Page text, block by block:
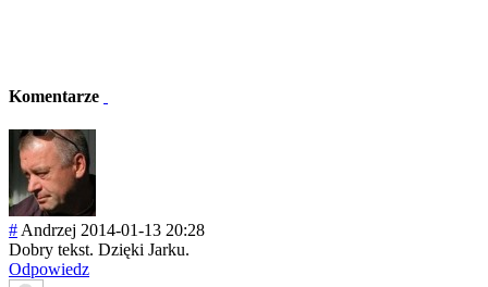
Komentarze
# Andrzej 2014-01-13 20:28
Dobry tekst. Dzięki Jarku.
Odpowiedz